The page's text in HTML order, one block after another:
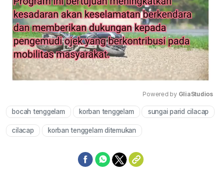
Mute
Powered by GliaStudios
bocah tenggelam korban tenggelam sungai parid cilacap
cilacap korban tenggelam ditemukan